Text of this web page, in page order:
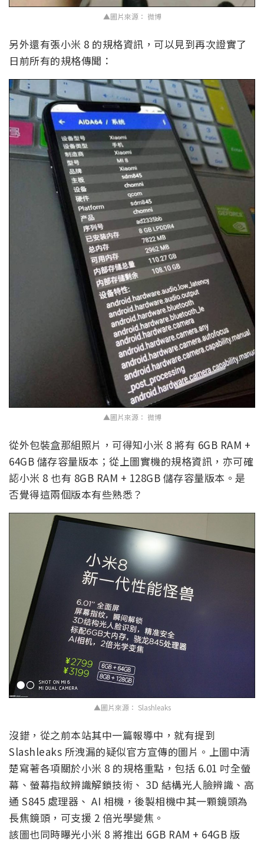
▲圖片來源： 微博
另外還有張小米 8 的規格資訊，可以見到再次證實了
日前所有的規格傳聞：
▲圖片來源： 微博
從外包裝盒那組照片，可得知小米 8 將有 6GB RAM +
64GB 儲存容量版本；從上圖實機的規格資訊，亦可確
認小米 8 也有 8GB RAM + 128GB 儲存容量版本。是
否覺得這兩個版本有些熟悉？
▲圖片來源： Slashleaks
沒錯，從之前本站其中一篇報導中，就有提到
Slashleaks 所洩漏的疑似官方宣傳的圖片。上圖中清
楚寫著各項關於小米 8 的規格重點，包括 6.01 吋全螢
幕、螢幕指紋辨識解鎖技術、 3D 結構光人臉辨識、高
通 S845 處理器、 AI 相機，後製相機中其一顆鏡頭為
長焦鏡頭，可支援 2 倍光學變焦。
該圖也同時曝光小米 8 將推出 6GB RAM + 64GB 版